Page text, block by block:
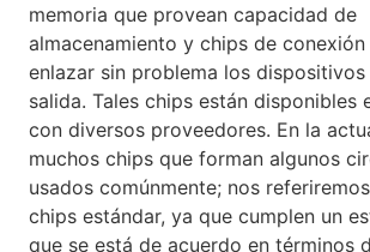
memoria que provean capacidad de
almacenamiento y chips de
enlazar sin problema los
salida. Tales chips están disponibles
con diversos proveedores. En la
muchos chips que forman algunos
usados comúnmente; nos
chips estándar, ya que cumplen un
que se está de acuerdo en términos